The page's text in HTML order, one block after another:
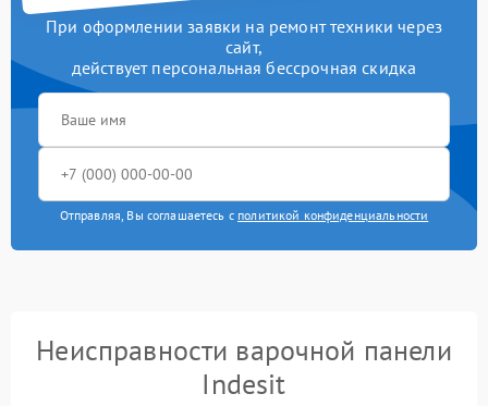
При оформлении заявки на ремонт техники через
сайт,
действует персональная бессрочная скидка
Отправляя, Вы соглашаетесь с политикой конфиденциальности
Неисправности варочной панели
Indesit